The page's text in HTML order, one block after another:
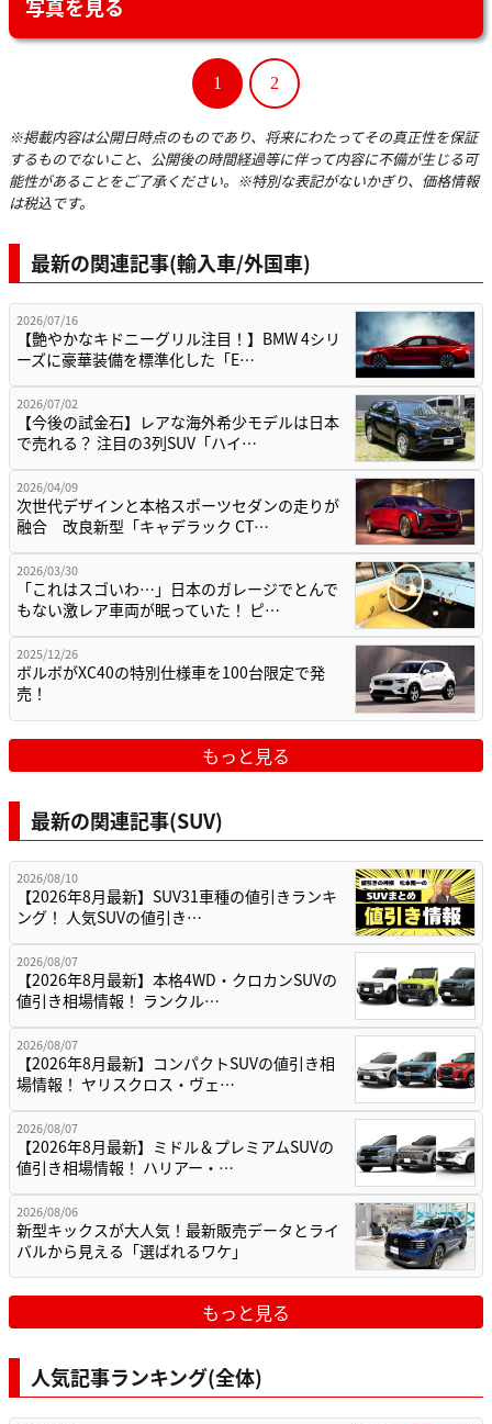
写真を見る
1 2
※掲載内容は公開日時点のものであり、将来にわたってその真正性を保証
するものでないこと、公開後の時間経過等に伴って内容に不備が生じる可
能性があることをご了承ください。※特別な表記がないかぎり、価格情報
は税込です。
最新の関連記事(輸入車/外国車)
2026/07/16
【艶やかなキドニーグリル注目！】BMW 4シリ
ーズに豪華装備を標準化した「E…
2026/07/02
【今後の試金石】レアな海外希少モデルは日本
で売れる？ 注目の3列SUV「ハイ…
2026/04/09
次世代デザインと本格スポーツセダンの走りが
融合 改良新型「キャデラック CT…
2026/03/30
「これはスゴいわ…」日本のガレージでとんで
もない激レア車両が眠っていた！ ピ…
2025/12/26
ボルボがXC40の特別仕様車を100台限定で発
売！
もっと見る
最新の関連記事(SUV)
2026/08/10
【2026年8月最新】SUV31車種の値引きランキ
ング！ 人気SUVの値引き…
2026/08/07
【2026年8月最新】本格4WD・クロカンSUVの
値引き相場情報！ ランクル…
2026/08/07
【2026年8月最新】コンパクトSUVの値引き相
場情報！ ヤリスクロス・ヴェ…
2026/08/07
【2026年8月最新】ミドル＆プレミアムSUVの
値引き相場情報！ ハリアー・…
2026/08/06
新型キックスが大人気！最新販売データとライ
バルから見える「選ばれるワケ」
もっと見る
人気記事ランキング(全体)